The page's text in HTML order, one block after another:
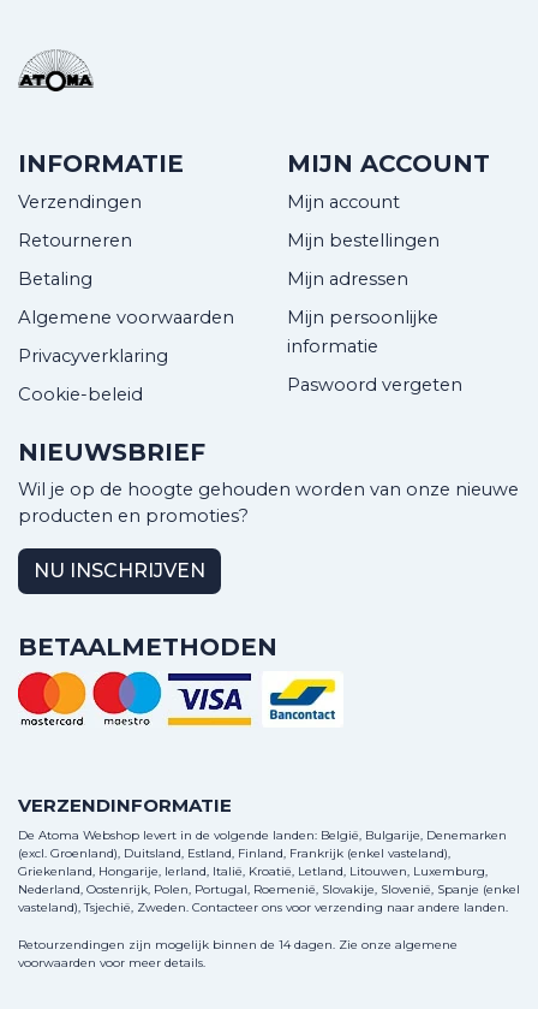
INFORMATIE
Verzendingen
Retourneren
Betaling
Algemene voorwaarden
Privacyverklaring
Cookie-beleid
MIJN ACCOUNT
Mijn account
Mijn bestellingen
Mijn adressen
Mijn persoonlijke
informatie
Paswoord vergeten
NIEUWSBRIEF
Wil je op de hoogte gehouden worden van onze nieuwe
producten en promoties?
NU INSCHRIJVEN
BETAALMETHODEN
VERZENDINFORMATIE
De Atoma Webshop levert in de volgende landen: België, Bulgarije, Denemarken
(excl. Groenland), Duitsland, Estland, Finland, Frankrijk (enkel vasteland),
Griekenland, Hongarije, Ierland, Italië, Kroatië, Letland, Litouwen, Luxemburg,
Nederland, Oostenrijk, Polen, Portugal, Roemenië, Slovakije, Slovenië, Spanje (enkel
vasteland), Tsjechië, Zweden. Contacteer ons voor verzending naar andere landen.
Retourzendingen zijn mogelijk binnen de 14 dagen. Zie onze algemene
voorwaarden voor meer details.